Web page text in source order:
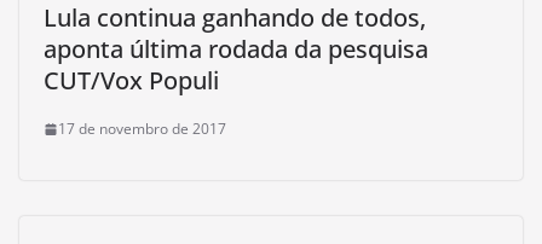
Lula continua ganhando de todos,
aponta última rodada da pesquisa
CUT/Vox Populi
17 de novembro de 2017